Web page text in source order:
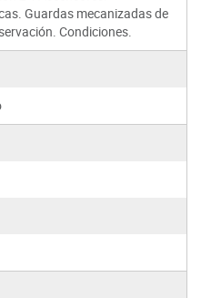
Guardas mecanizadas de
Condiciones.